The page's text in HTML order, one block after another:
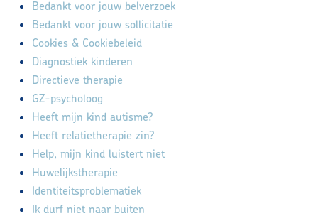
Contact
Maak kennis met ons team
Vacatures
Contact
Bedankt voor jouw belverzoek
Bedankt voor jouw sollicitatie
Cookies & Cookiebeleid
Diagnostiek kinderen
Directieve therapie
GZ-psycholoog
Heeft mijn kind autisme?
Heeft relatietherapie zin?
Help, mijn kind luistert niet
Huwelijkstherapie
Identiteitsproblematiek
Ik durf niet naar buiten